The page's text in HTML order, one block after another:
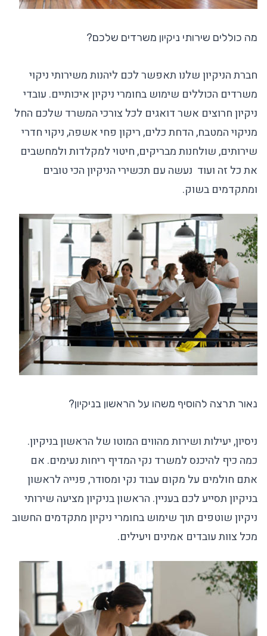
מה כוללים שירותי ניקיון משרדים שלכם?
חברת הניקיון שלנו תאפשר לכם ליהנות משירותי ניקוי
משרדים הכוללים שימוש בחומרי ניקיון איכותיים. עובדי
ניקיון חרוצים אשר דואגים לכל צורכי המשרד שלכם החל
מניקוי המטבח, הדחת כלים, ריקון פחי אשפה, ניקוי חדרי
שירותים, שולחנות מבריקים, חיטוי למקלדות ולמחשבים
את כל זה ועוד נעשה עם תכשירי הניקיון הכי טובים
ומתקדמים בשוק.
נאור תרצה להוסיף משהו על הראשון בניקיון?
ניסיון, יעילות ושירות מהווים המוטו של הראשון בניקיון.
כמה כיף להיכנס למשרד נקי המדיף ריחות נעימים. אם
אתם חולמים על מקום עבוד נקי ומסודר, פנייה לראשון
בניקיון תסייע לכם בעניין. הראשון בניקיון מציעה שירותי
ניקיון שוטפים תוך שימוש בחומרי ניקיון מתקדמים החשוב
מכל צוות עובדים אמינים ויעילים.